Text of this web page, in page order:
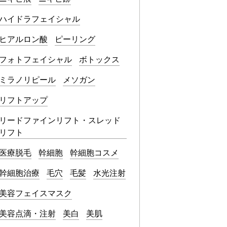
イドラフェイシャル
ヒアルロン酸
ピーリング
フォトフェイシャル
ボトックス
ミラノリピール
メソガン
リフトアップ
リードファインリフト・スレッド
リフト
医療脱毛
幹細胞
幹細胞コスメ
細胞治療
毛穴 毛髪
水光注射
美容フェイスマスク
美容点滴・注射
美白
美肌